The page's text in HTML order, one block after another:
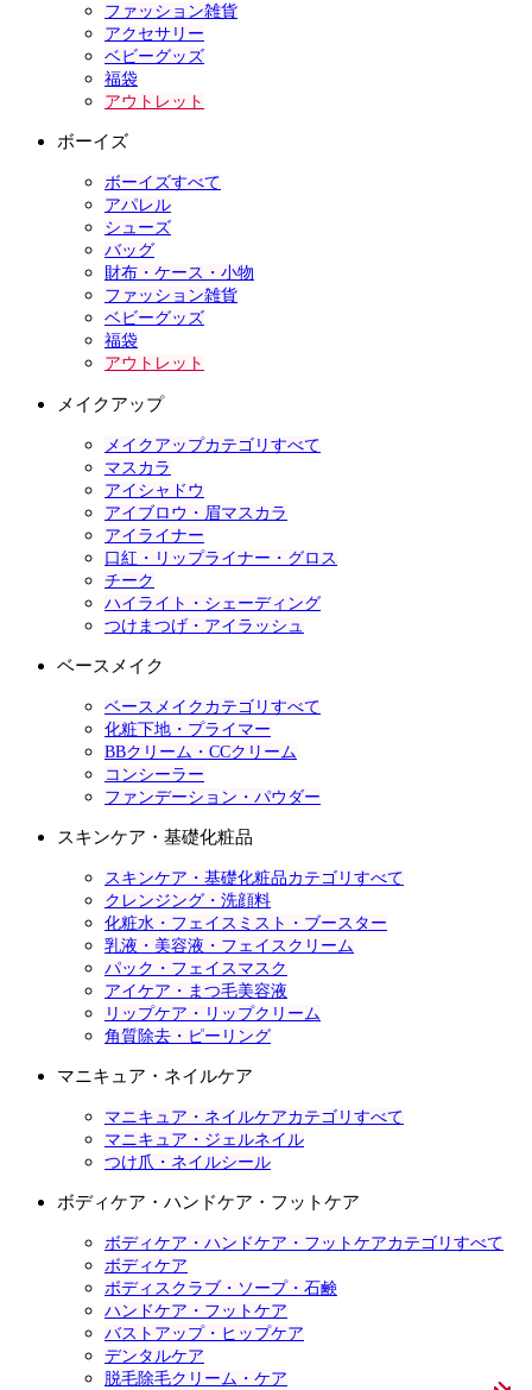
ファッション雑貨
アクセサリー
ベビーグッズ
福袋
アウトレット
ボーイズ
ボーイズすべて
アパレル
シューズ
バッグ
財布・ケース・小物
ファッション雑貨
ベビーグッズ
福袋
アウトレット
メイクアップ
メイクアップカテゴリすべて
マスカラ
アイシャドウ
アイブロウ・眉マスカラ
アイライナー
口紅・リップライナー・グロス
チーク
ハイライト・シェーディング
つけまつげ・アイラッシュ
ベースメイク
ベースメイクカテゴリすべて
化粧下地・プライマー
BBクリーム・CCクリーム
コンシーラー
ファンデーション・パウダー
スキンケア・基礎化粧品
スキンケア・基礎化粧品カテゴリすべて
クレンジング・洗顔料
化粧水・フェイスミスト・ブースター
乳液・美容液・フェイスクリーム
パック・フェイスマスク
アイケア・まつ毛美容液
リップケア・リップクリーム
角質除去・ピーリング
マニキュア・ネイルケア
マニキュア・ネイルケアカテゴリすべて
マニキュア・ジェルネイル
つけ爪・ネイルシール
ボディケア・ハンドケア・フットケア
ボディケア・ハンドケア・フットケアカテゴリすべて
ボディケア
ボディスクラブ・ソープ・石鹸
ハンドケア・フットケア
バストアップ・ヒップケア
デンタルケア
脱毛除毛クリーム・ケア